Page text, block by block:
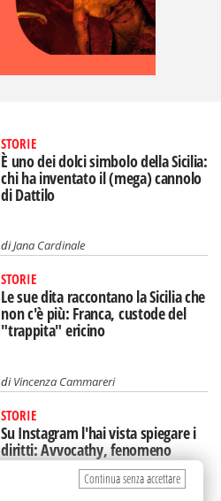
STORIE
È uno dei dolci simbolo della Sicilia:
chi ha inventato il (mega) cannolo
di Dattilo
diJana Cardinale
STORIE
Le sue dita raccontano la Sicilia che
non c'è più: Franca, custode del
"trappita" ericino
diVincenza Cammareri
STORIE
Su Instagram l'hai vista spiegare i
diritti: Avvocathy, fenomeno
(siciliano) sui social
Continua senza accettare